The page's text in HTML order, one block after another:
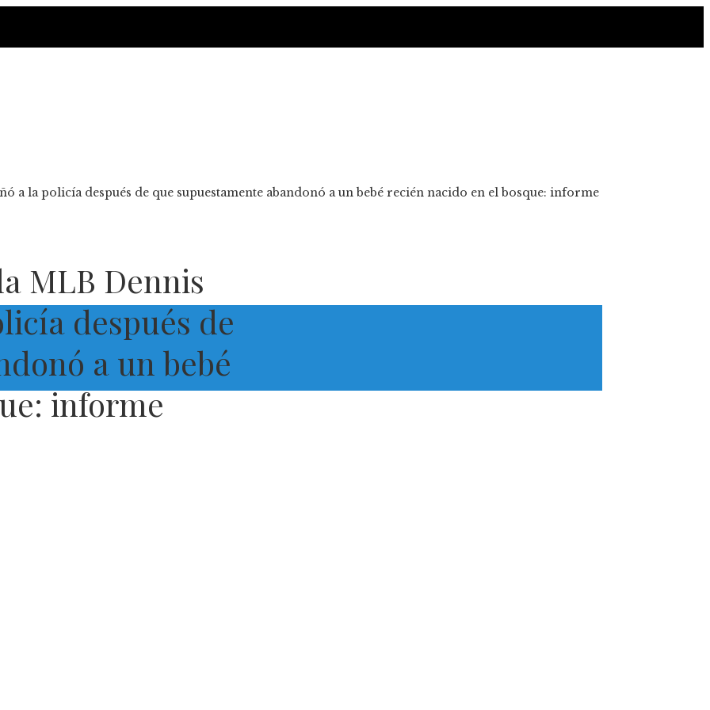
a la policía después de que supuestamente abandonó a un bebé recién nacido en el bosque: informe
MLB Dennis
después de
a un bebé
informe